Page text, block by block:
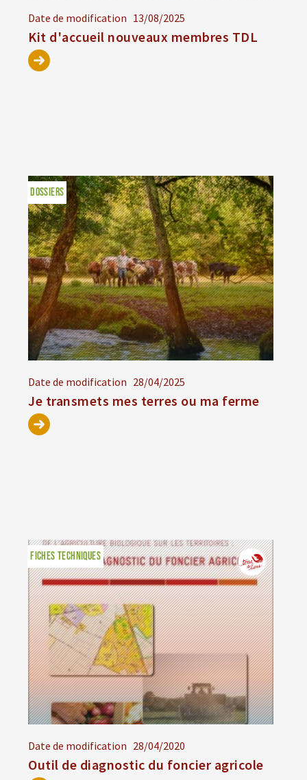
Date de modification 13/08/2025
Kit d'accueil nouveaux membres TDL
Date de modification 28/04/2025
Je transmets mes terres ou ma ferme
DOSSIERS
Date de modification 28/04/2020
Outil de diagnostic du foncier agricole
FICHES TECHNIQUES